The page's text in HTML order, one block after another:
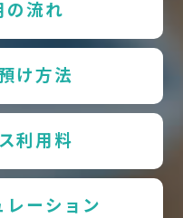
の流れ
け方法
利用料
レーション